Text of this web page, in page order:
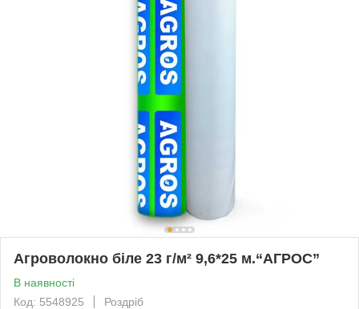
Агроволокно біле 23 г/м² 9,6*25 м.“AГРОС”
В наявності
Код: 5548925
Роздріб